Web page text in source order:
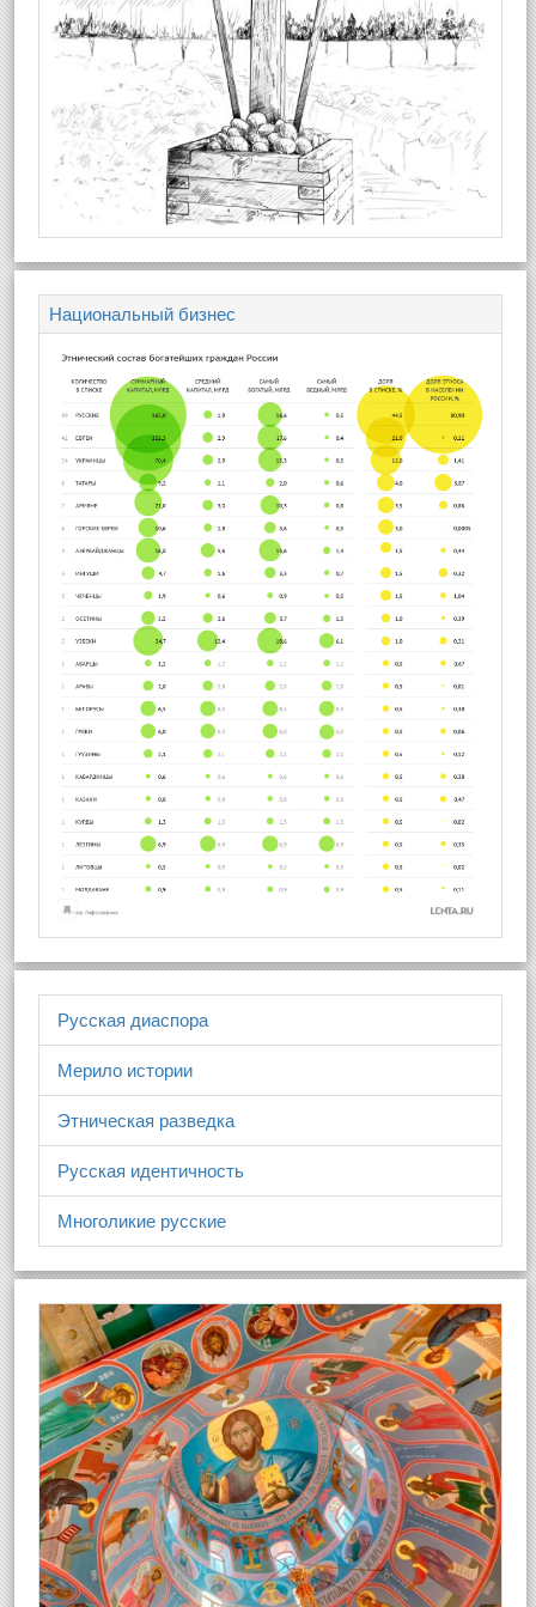
Национальный бизнес
Русская диаспора
Мерило истории
Этническая разведка
Русская идентичность
Многоликие русские